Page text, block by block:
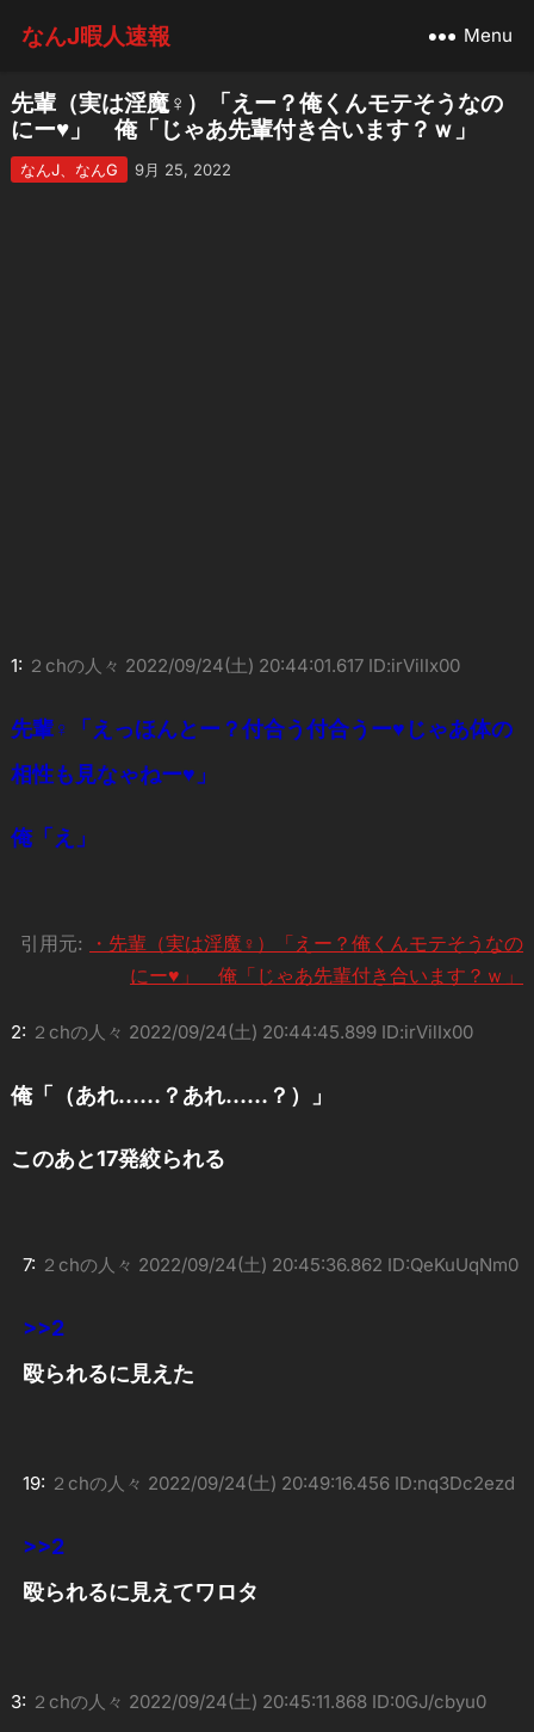
なんJ暇人速報 Menu
先輩（実は淫魔♀）「えー？俺くんモテそうなの
にー♥」 俺「じゃあ先輩付き合います？ｗ」
なんJ、なんG 9月 25, 2022
1: ２chの人々 2022/09/24(土) 20:44:01.617 ID:irVilIx00
先輩♀「えっほんとー？付合う付合うー♥じゃあ体の
相性も見なゃねー♥」
俺「え」
引用元:
・先輩（実は淫魔♀）「えー？俺くんモテそうなの
にー♥」 俺「じゃあ先輩付き合います？ｗ」
2: ２chの人々 2022/09/24(土) 20:44:45.899 ID:irVilIx00
俺「（あれ……？あれ……？）」
このあと17発絞られる
7: ２chの人々 2022/09/24(土) 20:45:36.862 ID:QeKuUqNm0
>>2
殴られるに見えた
19: ２chの人々 2022/09/24(土) 20:49:16.456 ID:nq3Dc2ezd
>>2
殴られるに見えてワロタ
3: ２chの人々 2022/09/24(土) 20:45:11.868 ID:0GJ/cbyu0